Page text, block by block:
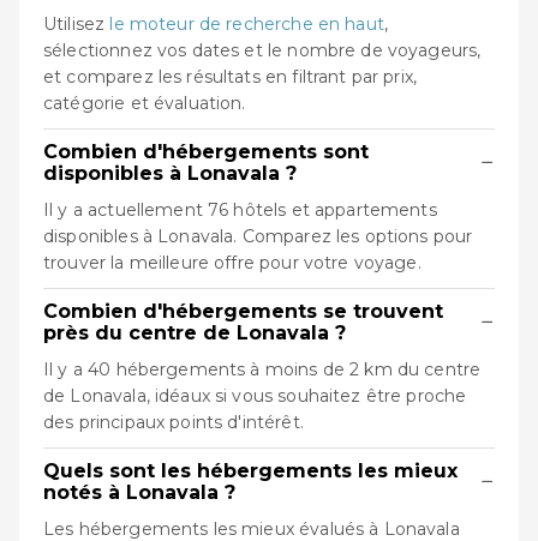
Utilisez le moteur de recherche en haut,
sélectionnez vos dates et le nombre de voyageurs,
et comparez les résultats en filtrant par prix,
catégorie et évaluation.
Combien d'hébergements sont
disponibles à Lonavala ?
−
Il y a actuellement 76 hôtels et appartements
disponibles à Lonavala. Comparez les options pour
trouver la meilleure offre pour votre voyage.
Combien d'hébergements se trouvent
près du centre de Lonavala ?
−
Il y a 40 hébergements à moins de 2 km du centre
de Lonavala, idéaux si vous souhaitez être proche
des principaux points d'intérêt.
Quels sont les hébergements les mieux
notés à Lonavala ?
−
Les hébergements les mieux évalués à Lonavala